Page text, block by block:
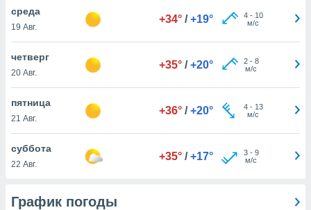
вы
установки
веб-
среда
19 Авг.
+34° / +19° 4- 10
м/с
четверг
20 Авг.
+35° / +20° 2- 8
м/с
пятница
21 Авг.
+36° / +20° 4- 13
м/с
суббота
22 Авг.
+35° / +17° 3- 9
м/с
График погоды